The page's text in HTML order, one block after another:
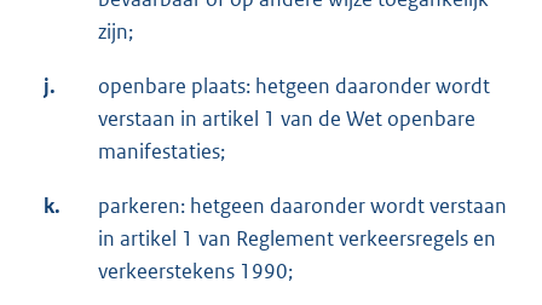
zijn;
j.
openbare plaats: hetgeen daaronder wordt
verstaan in artikel 1 van de Wet openbare
manifestaties;
k.
parkeren: hetgeen daaronder wordt verstaan
in artikel 1 van Reglement verkeersregels en
verkeerstekens 1990;